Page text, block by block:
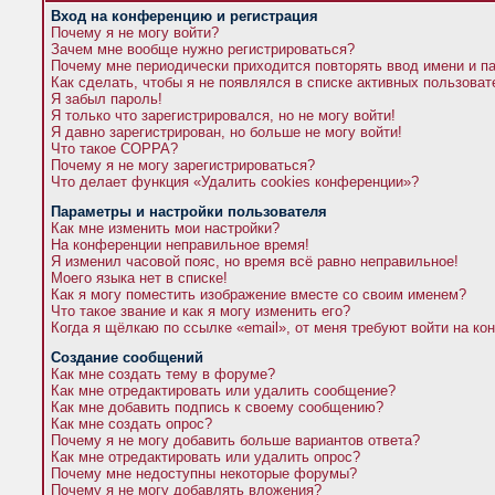
Вход на конференцию и регистрация
Почему я не могу войти?
Зачем мне вообще нужно регистрироваться?
Почему мне периодически приходится повторять ввод имени и
Как сделать, чтобы я не появлялся в списке активных
Я забыл пароль!
Я только что зарегистрировался, но не могу войти!
Я давно зарегистрирован, но больше не могу войти!
Что такое COPPA?
Почему я не могу зарегистрироваться?
Что делает функция «Удалить cookies конференции»?
Параметры и настройки пользователя
Как мне изменить мои настройки?
На конференции неправильное время!
Я изменил часовой пояс, но время всё равно неправильное!
Моего языка нет в списке!
Как я могу поместить изображение вместе со своим именем?
Что такое звание и как я могу изменить его?
Когда я щёлкаю по ссылке «email», от меня требуют войти на
Создание сообщений
Как мне создать тему в форуме?
Как мне отредактировать или удалить сообщение?
Как мне добавить подпись к своему сообщению?
Как мне создать опрос?
Почему я не могу добавить больше вариантов ответа?
Как мне отредактировать или удалить опрос?
Почему мне недоступны некоторые форумы?
Почему я не могу добавлять вложения?